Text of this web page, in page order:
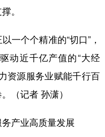
。
个个精准的“切口”，
动近千亿产值的“大经
资源服务业赋能千行百
（记者 孙潇）
产业高质量发展